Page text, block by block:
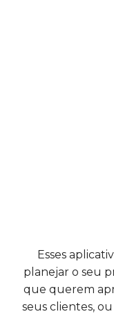
Esses
planejar o seu
que querem
seus clientes,